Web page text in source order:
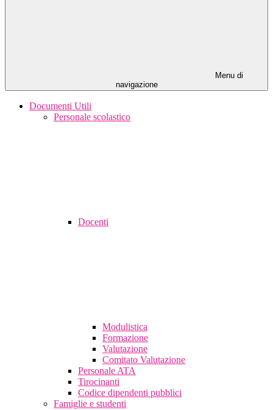
Menu di
navigazione
Documenti Utili
Personale scolastico
Docenti
Modulistica
Formazione
Valutazione
Comitato Valutazione
Personale ATA
Tirocinanti
Codice dipendenti pubblici
Famiglie e studenti